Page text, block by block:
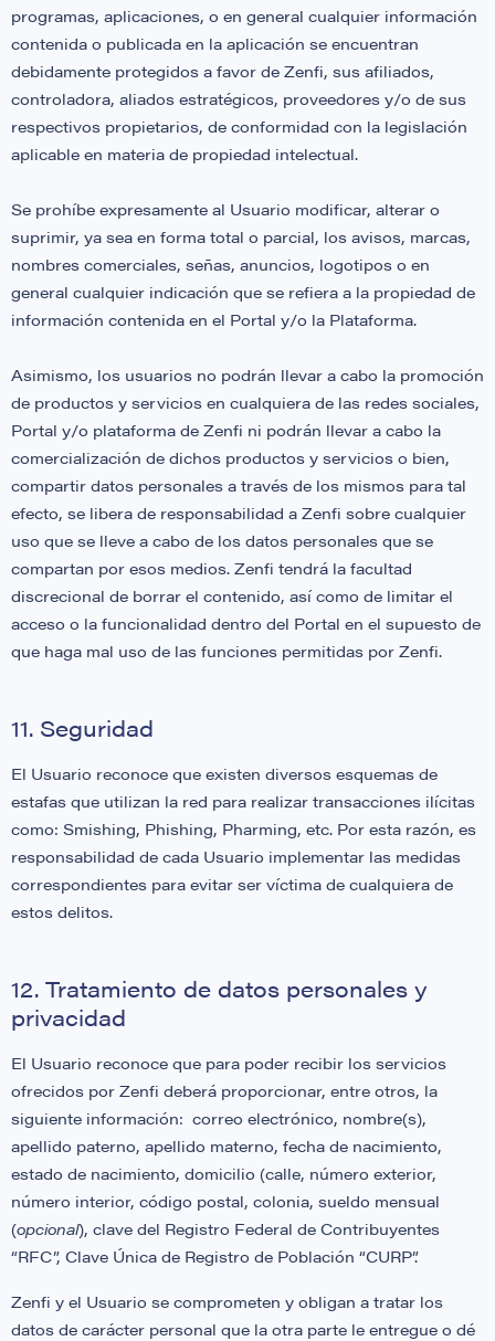
programas, aplicaciones, o en general cualquier información
contenida o publicada en la aplicación se encuentran
debidamente protegidos a favor de Zenfi, sus afiliados,
controladora, aliados estratégicos, proveedores y/o de sus
respectivos propietarios, de conformidad con la legislación
aplicable en materia de propiedad intelectual.
Se prohíbe expresamente al Usuario modificar, alterar o
suprimir, ya sea en forma total o parcial, los avisos, marcas,
nombres comerciales, señas, anuncios, logotipos o en
general cualquier indicación que se refiera a la propiedad de
información contenida en el Portal y/o la Plataforma.
Asimismo, los usuarios no podrán llevar a cabo la promoción
de productos y servicios en cualquiera de las redes sociales,
Portal y/o plataforma de Zenfi ni podrán llevar a cabo la
comercialización de dichos productos y servicios o bien,
compartir datos personales a través de los mismos para tal
efecto, se libera de responsabilidad a Zenfi sobre cualquier
uso que se lleve a cabo de los datos personales que se
compartan por esos medios. Zenfi tendrá la facultad
discrecional de borrar el contenido, así como de limitar el
acceso o la funcionalidad dentro del Portal en el supuesto de
que haga mal uso de las funciones permitidas por Zenfi.
11. Seguridad
El Usuario reconoce que existen diversos esquemas de
estafas que utilizan la red para realizar transacciones ilícitas
como: Smishing, Phishing, Pharming, etc. Por esta razón, es
responsabilidad de cada Usuario implementar las medidas
correspondientes para evitar ser víctima de cualquiera de
estos delitos.
12. Tratamiento de datos personales y
privacidad
El Usuario reconoce que para poder recibir los servicios
ofrecidos por Zenfi deberá proporcionar, entre otros, la
siguiente información: correo electrónico, nombre(s),
apellido paterno, apellido materno, fecha de nacimiento,
estado de nacimiento, domicilio (calle, número exterior,
número interior, código postal, colonia, sueldo mensual
(opcional), clave del Registro Federal de Contribuyentes
“RFC”, Clave Única de Registro de Población “CURP”.
Zenfi y el Usuario se comprometen y obligan a tratar los
datos de carácter personal que la otra parte le entregue o dé